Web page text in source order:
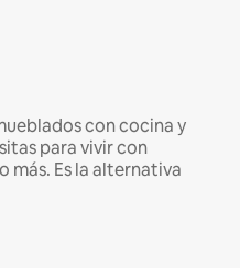
con cocina y
para vivir con
más. Es la alternativa